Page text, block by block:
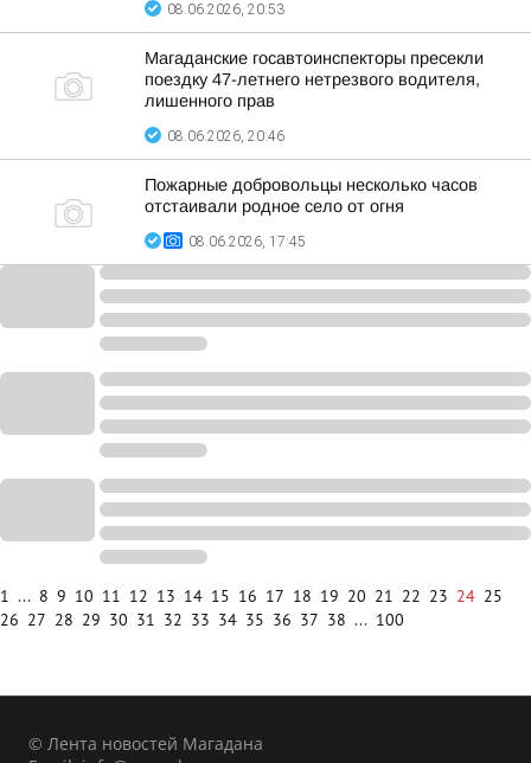
08.06.2026, 20:53
Магаданские госавтоинспекторы пресекли
поездку 47-летнего нетрезвого водителя,
лишенного прав
08.06.2026, 20:46
Пожарные добровольцы несколько часов
отстаивали родное село от огня
08.06.2026, 17:45
1 ... 8 9 10 11 12 13 14 15 16 17 18 19 20 21 22 23 24 25
26 27 28 29 30 31 32 33 34 35 36 37 38 ... 100
© Лента новостей Магадана